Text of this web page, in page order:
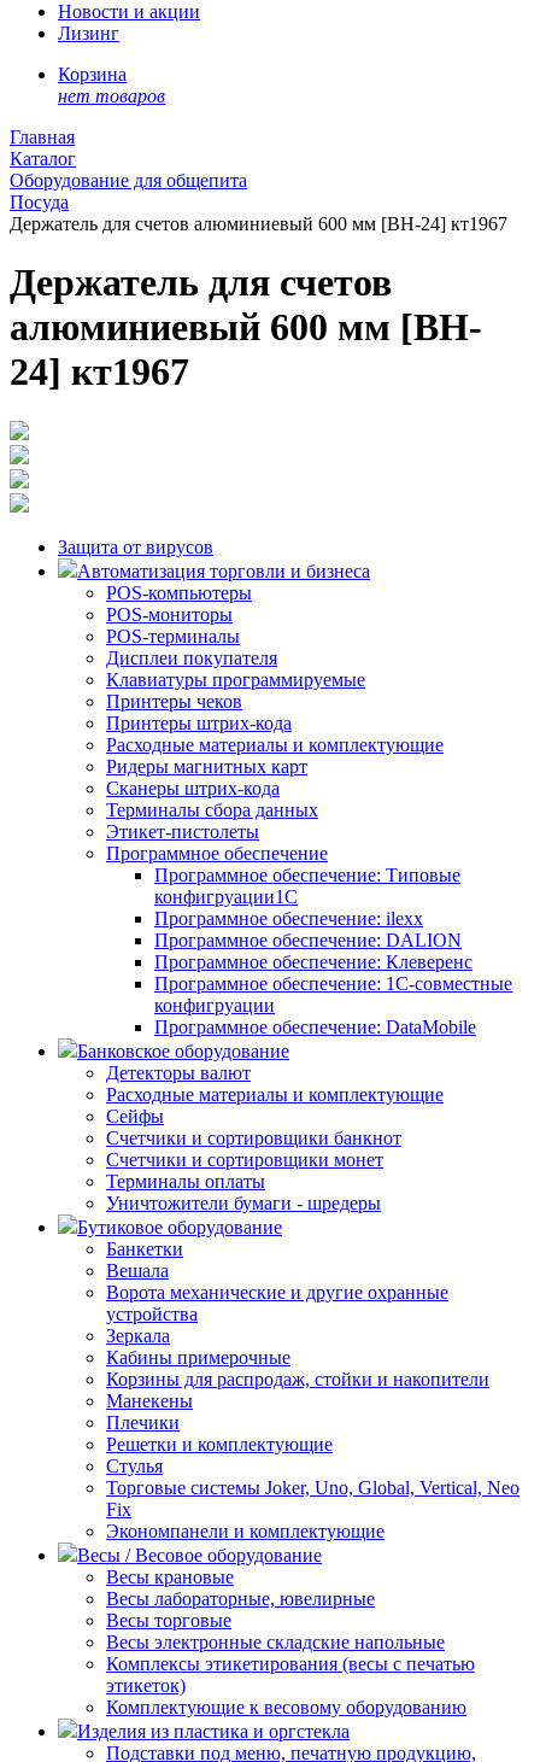
Новости и акции
Лизинг
Корзина
нет товаров
Главная
Каталог
Оборудование для общепита
Посуда
Держатель для счетов алюминиевый 600 мм [BH-24] кт1967
Держатель для счетов
алюминиевый 600 мм [BH-
24] кт1967
Защита от вирусов
Автоматизация торговли и бизнеса
POS-компьютеры
POS-мониторы
POS-терминалы
Дисплеи покупателя
Клавиатуры программируемые
Принтеры чеков
Принтеры штрих-кода
Расходные материалы и комплектующие
Ридеры магнитных карт
Сканеры штрих-кода
Терминалы сбора данных
Этикет-пистолеты
Программное обеспечение
Программное обеспечение: Типовые
конфигруации1С
Программное обеспечение: ilexx
Программное обеспечение: DALION
Программное обеспечение: Клеверенс
Программное обеспечение: 1С-совместные
конфигруации
Программное обеспечение: DataMobile
Банковское оборудование
Детекторы валют
Расходные материалы и комплектующие
Сейфы
Счетчики и сортировщики банкнот
Счетчики и сортировщики монет
Терминалы оплаты
Уничтожители бумаги - шредеры
Бутиковое оборудование
Банкетки
Вешала
Ворота механические и другие охранные
устройства
Зеркала
Кабины примерочные
Корзины для распродаж, стойки и накопители
Манекены
Плечики
Решетки и комплектующие
Стулья
Торговые системы Joker, Uno, Global, Vertical, Neo
Fix
Экономпанели и комплектующие
Весы / Весовое оборудование
Весы крановые
Весы лабораторные, ювелирные
Весы торговые
Весы электронные складские напольные
Комплексы этикетирования (весы с печатью
этикеток)
Комплектующие к весовому оборудованию
Изделия из пластика и оргстекла
Подставки под меню, печатную продукцию,